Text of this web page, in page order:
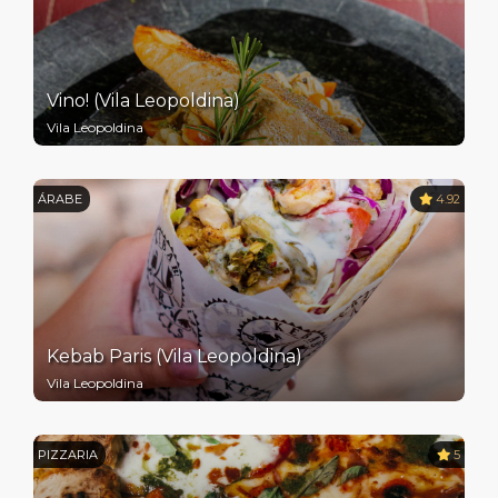
Vino! (Vila Leopoldina)
Vila Leopoldina
ÁRABE 4.92
Kebab Paris (Vila Leopoldina)
Vila Leopoldina
PIZZARIA 5